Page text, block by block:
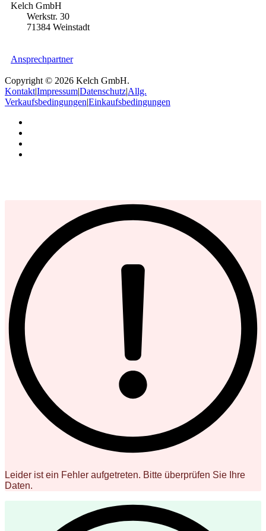
Kelch GmbH
Werkstr. 30
71384 Weinstadt
Ansprechpartner
Copyright © 2026 Kelch GmbH.
Kontakt|Impressum|Datenschutz|Allg.
Verkaufsbedingungen|Einkaufsbedingungen
Leider ist ein Fehler aufgetreten. Bitte überprüfen Sie Ihre
Daten.